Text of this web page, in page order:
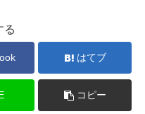
る
はてブ
コピー